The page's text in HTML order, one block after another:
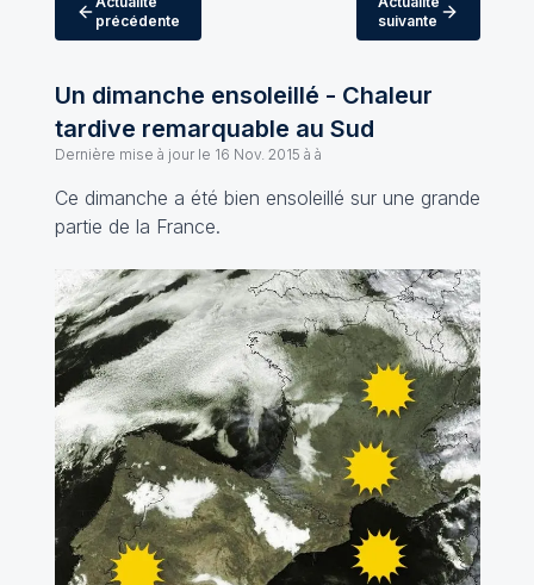
précédente
suivante
Un dimanche ensoleillé - Chaleur
tardive remarquable au Sud
Dernière mise à jour le 16 Nov. 2015 à à
Ce dimanche a été bien ensoleillé sur une grande
partie de la France.